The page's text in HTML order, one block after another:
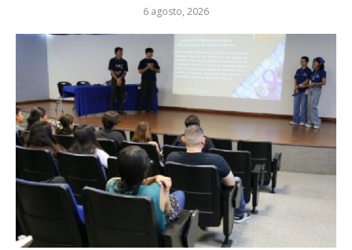
6 agosto, 2026